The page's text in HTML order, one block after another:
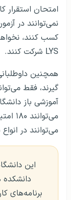
کسب کنند،
LYS شرکت کنند.
گیرند، فقط
آموزشی باز
می‌توانند در
این
دانشکده
برنامه‌های